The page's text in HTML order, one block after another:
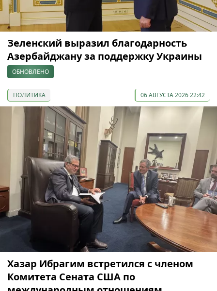
Зеленский выразил благодарность
Азербайджану за поддержку Украины
ОБНОВЛЕНО
ПОЛИТИКА 06 АВГУСТА 2026 22:42
Хазар Ибрагим встретился с членом
Комитета Сената США по